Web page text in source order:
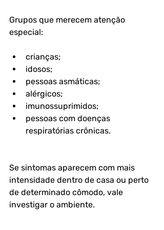
Grupos que merecem atenção
especial:
crianças;
idosos;
pessoas asmáticas;
alérgicos;
imunossuprimidos;
pessoas com doenças
respiratórias crônicas.
Se sintomas aparecem com mais
intensidade dentro de casa ou perto
de determinado cômodo, vale
investigar o ambiente.